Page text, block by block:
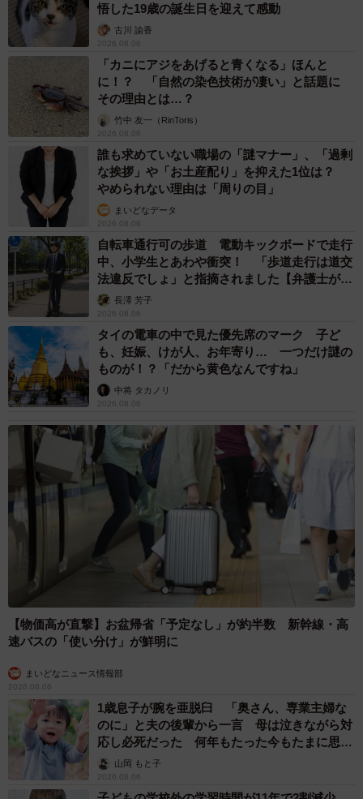
悟した19歳の誕生日を迎えて感動
古川 諭香
2026.08.06
「カニにアジをあげると青くなる」ほんと
に！？ 「自然の染色技術が凄い」と話題に
その理由とは…？
竹中 友一（RinToris）
2026.08.06
誰も求めていない職場の「謎マナー」、「過剰
な挨拶」や「お土産配り」を抑えた1位は？
やめられない理由は「周りの目」
まいどなデータ
2026.08.06
自転車通行可の歩道 電動キックボードで走行
中、小学生とあわや衝突！ 「歩道走行は道交
法違反でしょ」と指摘されました【弁護士が解
説】長澤 芳子
2026.08.06
タイの電車の中で見た優先席のマーク 子ど
も、妊娠、けが人、お年寄り… 一つだけ謎の
ものが！？「だから黄色なんですね」
中将 タカノリ
2026.08.06
【物価高が直撃】お盆帰省「予定なし」が約半数 新幹線・高
速バスの「使い分け」が鮮明に
まいどなニュース情報部
2026.08.06
1歳息子が腕を亜脱臼 「奥さん、専業主婦な
のに」と夫の後輩から一言 母は泣きながら対
応し必死だった 何年もたった今もたまに思い
出し…山岡 もと子
2026.08.06